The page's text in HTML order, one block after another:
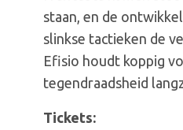
staan, en de
slinkse tactieken de
Efisio houdt koppig
tegendraadsheid
Tickets: